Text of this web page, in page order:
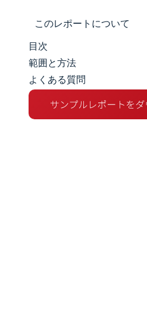
このレポートについて
市場規模とシェア
市場分析
トレンドとインサイト
目次
範囲と方法
よくある質問